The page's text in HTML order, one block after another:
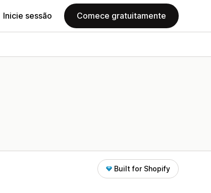
Inicie sessão Comece gratuitamente
Built for Shopify